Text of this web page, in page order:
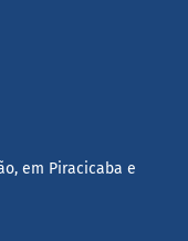
em Piracicaba e